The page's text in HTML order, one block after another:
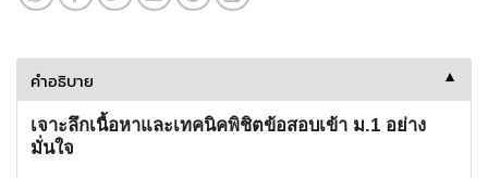
คำอธิบาย ▼
เจาะลึกเนื้อหาและเทคนิคพิชิตข้อสอบเข้า ม.1 อย่าง
มั่นใจ